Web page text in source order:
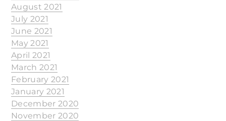
August 2021
July 2021
June 2021
May 2021
April 2021
March 2021
February 2021
January 2021
December 2020
November 2020